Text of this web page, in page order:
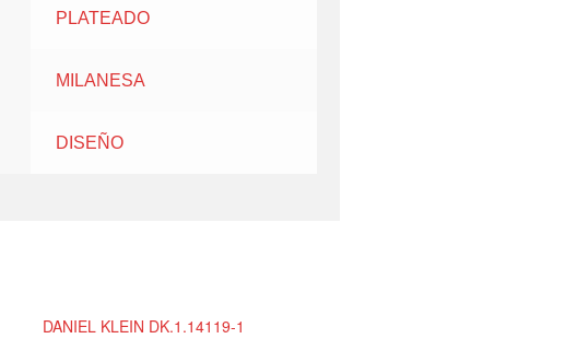
PLATEADO
MILANESA
DISEÑO